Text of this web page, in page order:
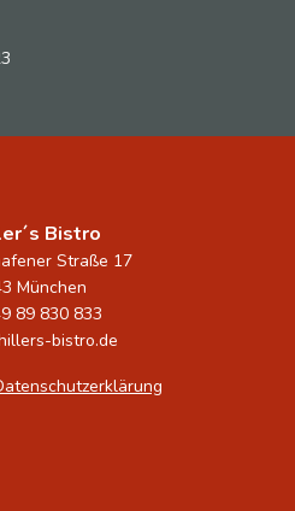
Bistro
Straße 17
München
89 830 833
bistro.de